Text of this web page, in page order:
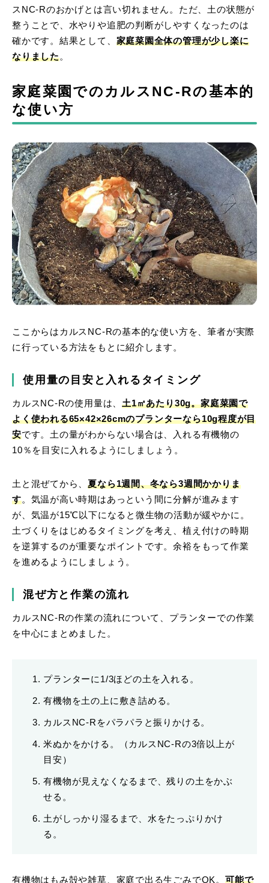
スNC-Rのおかげとは言い切れません。ただ、土の状態が
整うことで、水やりや追肥の判断がしやすくなったのは
確かです。結果として、 家庭菜園全体の管理が少し楽に
なりました。
家庭菜園でのカルスNC-Rの基本的
な使い方
ここからはカルスNC-Rの基本的な使い方を、筆者が実際
に行っている方法をもとに紹介します。
使用量の目安と入れるタイミング
カルスNC-Rの使用量は、土1㎡あたり30g。家庭菜園で
よく使われる65×42×26cmのプランターなら10g程度が目
安です。土の量がわからない場合は、入れる有機物の
10％を目安に入れるようにしましょう。
土と混ぜてから、夏なら1週間、冬なら3週間かかりま
す。気温が高い時期はあっという間に分解が進みます
が、気温が15℃以下になると微生物の活動が緩やかに。
土づくりをはじめるタイミングを考え、植え付けの時期
を逆算するのが重要なポイントです。余裕をもって作業
を進めるようにしましょう。
混ぜ方と作業の流れ
カルスNC-Rの作業の流れについて、プランターでの作業
を中心にまとめました。
プランターに1/3ほどの土を入れる。
有機物を土の上に敷き詰める。
カルスNC-Rをパラパラと振りかける。
米ぬかをかける。（カルスNC-Rの3倍以上が
目安）
有機物が見えなくなるまで、残りの土をかぶ
せる。
土がしっかり湿るまで、水をたっぷりかけ
る。
有機物はもみ殻や雑草、家庭で出る生ごみでOK。 可能で